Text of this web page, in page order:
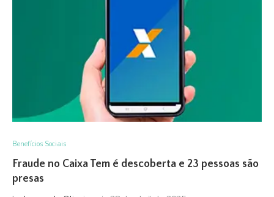
Benefícios Sociais
Fraude no Caixa Tem é descoberta e 23 pessoas são
presas